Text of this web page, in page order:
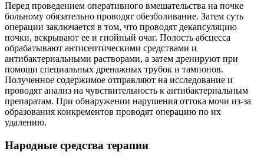
Перед проведением оперативного вмешательства на почке
больному обязательно проводят обезболивание. Затем суть
операции заключается в том, что проводят декапсуляцию
почки, вскрывают ее и гнойный очаг. Полость абсцесса
обрабатывают антисептическими средствами и
антибактериальными растворами, а затем дренируют при
помощи специальных дренажных трубок и тампонов.
Полученное содержимое отправляют на исследование и
проводят анализ на чувствительность к антибактериальным
препаратам. При обнаружении нарушения оттока мочи из-за
образования конкрементов проводят операцию по их
удалению.
Народные средства терапии